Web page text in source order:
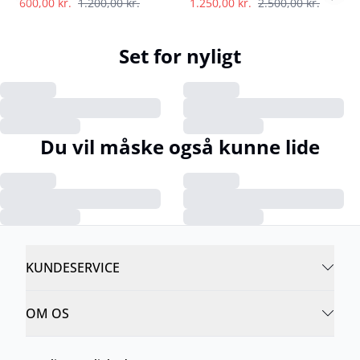
Set for nyligt
Du vil måske også kunne lide
KUNDESERVICE
OM OS